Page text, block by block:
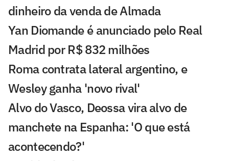
dinheiro da venda de Almada
Yan Diomande é anunciado pelo Real
Madrid por R$ 832 milhões
Roma contrata lateral argentino, e
Wesley ganha 'novo rival'
Alvo do Vasco, Deossa vira alvo de
manchete na Espanha: 'O que está
acontecendo?'